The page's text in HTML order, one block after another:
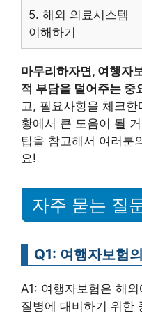
5. 해외 의료시스템
이해하기
마무리하자면, 여행자
적 부담을 덜어주는 중
고, 필요사항을 체크
황에서 큰 도움이 될
팁을 참고해서 여러분
요!
자주 묻는 질
Q1: 여행자보험
A1: 여행자보험은 해
질병에 대비하기 위한